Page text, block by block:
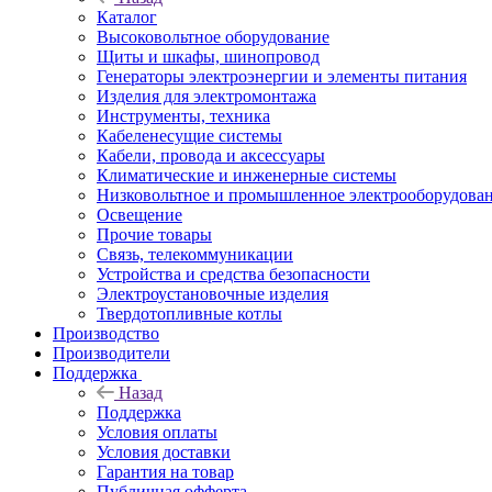
Каталог
Высоковольтное оборудование
Щиты и шкафы, шинопровод
Генераторы электроэнергии и элементы питания
Изделия для электромонтажа
Инструменты, техника
Кабеленесущие системы
Кабели, провода и аксессуары
Климатические и инженерные системы
Низковольтное и промышленное
Освещение
Прочие товары
Связь, телекоммуникации
Устройства и средства безопасности
Электроустановочные изделия
Твердотопливные котлы
Производство
Производители
Поддержка
Назад
Поддержка
Условия оплаты
Условия доставки
Гарантия на товар